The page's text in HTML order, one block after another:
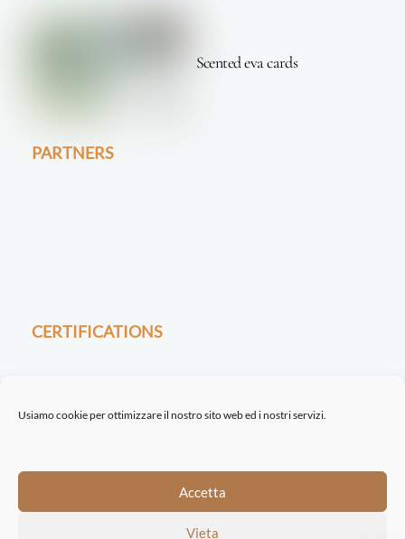
Usiamo cookie per ottimizzare il nostro sito web ed i nostri servizi.
Accetta
Vieta
Scented eva cards
PARTNERS
CERTIFICATIONS
©2021-22 ETINASTRO srl | Via Serio, 32 | 24021 Albino BG | REA BG 443722
|Privacy Policy